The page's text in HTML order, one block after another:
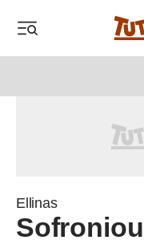
Ellinas
Sofroniou